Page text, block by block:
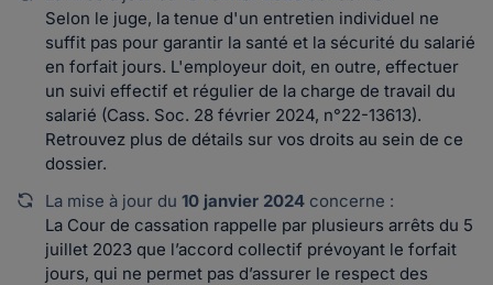
Selon le juge, la tenue d'un entretien individuel ne
suffit pas pour garantir la santé et la sécurité du salarié
en forfait jours. L'employeur doit, en outre, effectuer
un suivi effectif et régulier de la charge de travail du
salarié (Cass. Soc. 28 février 2024, n°22-13613).
Retrouvez plus de détails sur vos droits au sein de ce
dossier.
La mise à jour du 10 janvier 2024 concerne :
La Cour de cassation rappelle par plusieurs arrêts du 5
juillet 2023 que l’accord collectif prévoyant le forfait
jours, qui ne permet pas d’assurer le respect des